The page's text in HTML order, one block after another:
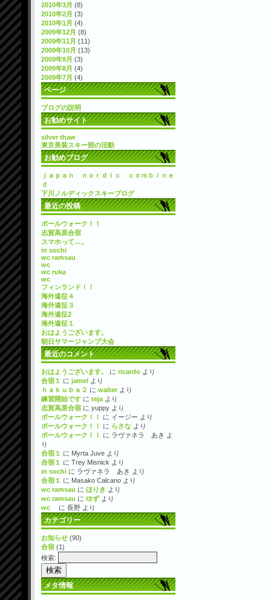
2010年3月 (8)
2010年2月 (3)
2010年1月 (4)
2009年12月 (8)
2009年11月 (11)
2009年10月 (13)
2009年9月 (3)
2009年8月 (4)
2009年7月 (4)
ページ
ブログの説明
お勧めサイト
silver thaw
東京美装スキー部の活動
お勧めブログ
ｊａｐａｎ ｎｏｒｄｉｃ ｃｏｍｂｉｎｅ
ｄ
下川ノルディックスキーブログ
最近の投稿
ポールウォーク！！
志賀高原合宿
スマホって…。
in sochi
wc ramsau
wc
wc ruka
wc
フィンランド！！
海外遠征４
海外遠征３
海外遠征2
海外遠征１
おはようございます。
朝日サマージャンプ大会
最近のコメント
おはようございます。 に ricardo より
合宿１ に jamel より
ｈａｋｕｂａ２ に walter より
練習開始です に teja より
志賀高原合宿 に yuppy より
ポールウォーク！！
に イージー より
ポールウォーク！！
に らさな より
ポールウォーク！！
に ラヴァネラ あき よ
り
合宿１ に Myrta Juve より
合宿１ に Trey Misnick より
in sochi に ラヴァネラ あき より
合宿１ に Masako Calcano より
wc ramsau に ほりき より
wc ramsau に ゆず より
wc
に 長野 より
カテゴリー
お知らせ (90)
合宿 (1)
検索:
メタ情報